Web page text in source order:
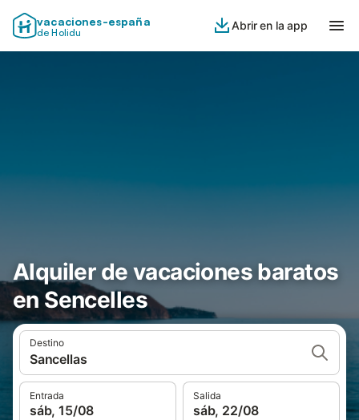
vacaciones-españa
de Holidu
Abrir en la app
Alquiler de vacaciones baratos
en Sencelles
Destino
Sancellas
Entrada
sáb, 15/08
Salida
sáb, 22/08